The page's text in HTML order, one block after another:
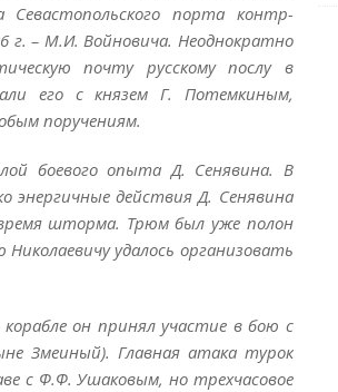
порта контр-
г. – М.И. Войновича. Неоднократно
почту русскому послу в
его с князем Г. Потемкиным,
поручениям.
боевого опыта Д. Сенявина. В
энергичные действия Д. Сенявина
шторма. Трюм был уже полон
удалось организовать
он принял участие в бою с
Змеиный). Главная атака турок
с Ф.Ф. Ушаковым, но трехчасовое